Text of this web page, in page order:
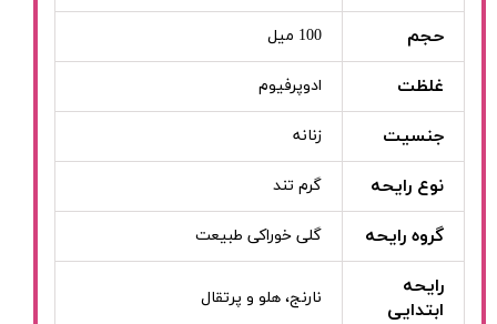
حجم 100 میل
غلظت ادوپرفیوم
جنسیت زنانه
نوع رایحه گرم تند
گروه رایحه گلی خوراکی طبیعت
رایحه
ابتدایی
نارنج، هلو و پرتقال